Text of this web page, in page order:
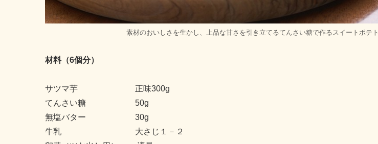
素材のおいしさを生かし、上品な甘さを引き立てるてんさい糖で作るスイートポテト
材料（6個分）
サツマ芋 正味300g
てんさい糖 50g
無塩バター 30g
牛乳 大さじ１－２